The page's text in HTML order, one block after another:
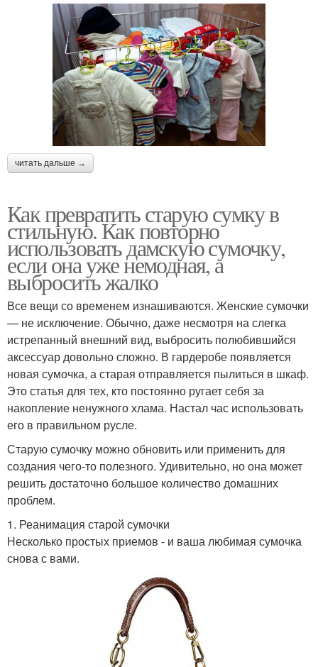
читать дальше →
Как превратить старую сумку в
стильную. Как повторно
использовать дамскую сумочку,
если она уже немодная, а
выбросить жалко
Все вещи со временем изнашиваются. Женские сумочки
— не исключение. Обычно, даже несмотря на слегка
истрепанный внешний вид, выбросить полюбившийся
аксессуар довольно сложно. В гардеробе появляется
новая сумочка, а старая отправляется пылиться в шкаф.
Это статья для тех, кто постоянно ругает себя за
накопление ненужного хлама. Настал час использовать
его в правильном русле.
Старую сумочку можно обновить или применить для
создания чего-то полезного. Удивительно, но она может
решить достаточно большое количество домашних
проблем.
1. Реанимация старой сумочки
Несколько простых приемов - и ваша любимая сумочка
снова с вами.